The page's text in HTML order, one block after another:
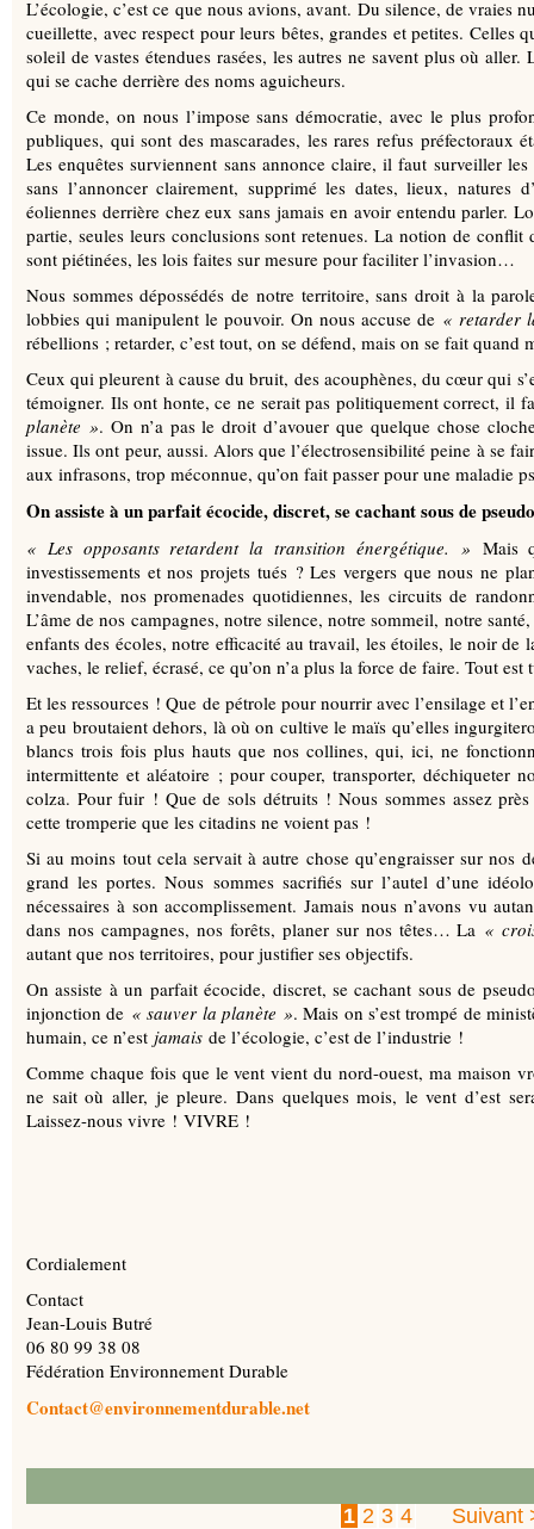
L’écologie, c’est ce que nous avions, avant. Du silence, de vraies
cueillette, avec respect pour leurs bêtes, grandes et petites. Celles
soleil de vastes étendues rasées, les autres ne savent plus où aller.
qui se cache derrière des noms aguicheurs.
Ce monde, on nous l’impose sans démocratie, avec le plus
publiques, qui sont des mascarades, les rares refus préfectoraux
Les enquêtes surviennent sans annonce claire, il faut surveiller
sans l’annoncer clairement, supprimé les dates, lieux, natures
éoliennes derrière chez eux sans jamais en avoir entendu parler.
partie, seules leurs conclusions sont retenues. La notion de conflit
sont piétinées, les lois faites sur mesure pour faciliter l’invasion…
Nous sommes dépossédés de notre territoire, sans droit à la
lobbies qui manipulent le pouvoir. On nous accuse de « retarder
rébellions ; retarder, c’est tout, on se défend, mais on se fait quand
Ceux qui pleurent à cause du bruit, des acouphènes, du cœur qui
témoigner. Ils ont honte, ce ne serait pas politiquement correct, il
planète ». On n’a pas le droit d’avouer que quelque chose
issue. Ils ont peur, aussi. Alors que l’électrosensibilité peine à se
aux infrasons, trop méconnue, qu’on fait passer pour une maladie
On assiste à un parfait écocide, discret, se cachant sous de
« Les opposants retardent la transition énergétique. » Mais
investissements et nos projets tués ? Les vergers que nous ne
invendable, nos promenades quotidiennes, les circuits de
L’âme de nos campagnes, notre silence, notre sommeil, notre
enfants des écoles, notre efficacité au travail, les étoiles, le noir de
vaches, le relief, écrasé, ce qu’on n’a plus la force de faire. Tout
Et les ressources ! Que de pétrole pour nourrir avec l’ensilage et
a peu broutaient dehors, là où on cultive le maïs qu’elles
blancs trois fois plus hauts que nos collines, qui, ici, ne
intermittente et aléatoire ; pour couper, transporter, déchiqueter
colza. Pour fuir ! Que de sols détruits ! Nous sommes assez
cette tromperie que les citadins ne voient pas !
Si au moins tout cela servait à autre chose qu’engraisser sur nos
grand les portes. Nous sommes sacrifiés sur l’autel d’une
nécessaires à son accomplissement. Jamais nous n’avons vu
dans nos campagnes, nos forêts, planer sur nos têtes… La «
autant que nos territoires, pour justifier ses objectifs.
On assiste à un parfait écocide, discret, se cachant sous de
injonction de « sauver la planète ». Mais on s’est trompé de
humain, ce n’est jamais de l’écologie, c’est de l’industrie !
Comme chaque fois que le vent vient du nord-ouest, ma maison
ne sait où aller, je pleure. Dans quelques mois, le vent d’est
Laissez-nous vivre ! VIVRE !
Cordialement
Contact
Jean-Louis Butré
06 80 99 38 08
Fédération Environnement Durable
Contact@environnementdurable.net
1 2 3 4 Suivant